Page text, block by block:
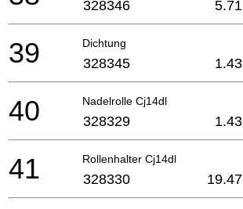
328346 5.71
Dichtung
39 328345 1.43
Nadelrolle Cj14dl
40 328329 1.43
Rollenhalter Cj14dl
41 328330 19.47